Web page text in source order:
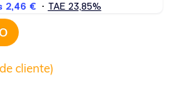
cliente)